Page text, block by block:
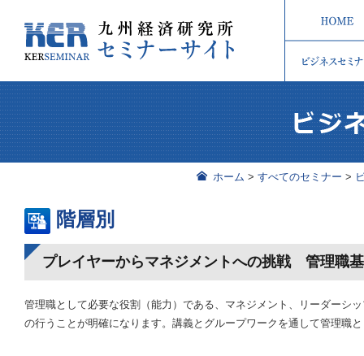
ホーム > すべてのセミナー >
階層別
プレイヤーからマネジメントへの挑戦 管理職
管理職として必要な役割（能力）である、マネジメント、リーダーシ
の行うことが明確になります。講義とグループワークを通して管理職